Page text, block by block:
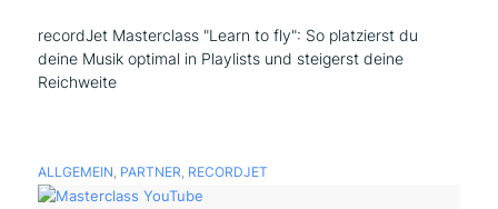
recordJet Masterclass "Learn to fly": So platzierst du
deine Musik optimal in Playlists und steigerst deine
Reichweite
ALLGEMEIN, PARTNER, RECORDJET